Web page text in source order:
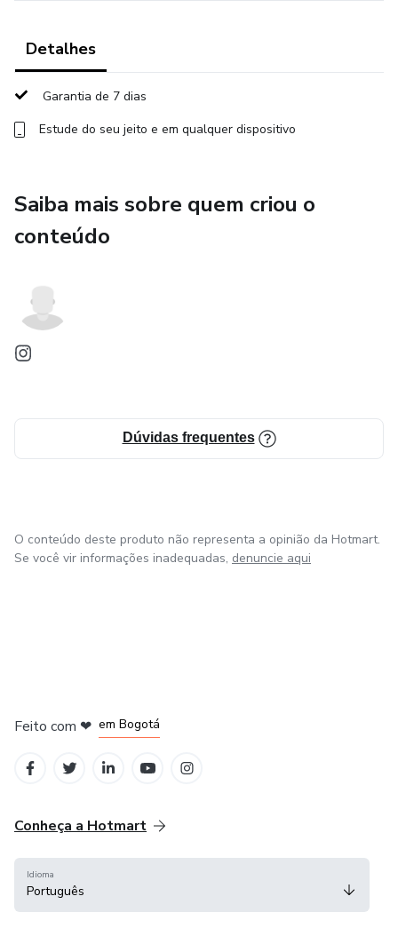
Detalhes
Garantia de 7 dias
Estude do seu jeito e em qualquer dispositivo
Saiba mais sobre quem criou o
conteúdo
Dúvidas frequentes
O conteúdo deste produto não representa a opinião da Hotmart.
Se você vir informações inadequadas, denuncie aqui
Feito com ❤ em Bogotá
Conheça a Hotmart
Idioma
Português